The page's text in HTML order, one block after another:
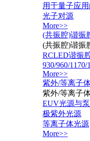
用于量子应
光子对源
More>>
(共振腔)谐振
(共振腔)谐振
RCLED谐振
930/960/1170/
More>>
紫外/等离子
紫外/等离子
EUV光源与
极紫外光源
等离子体光源
More>>